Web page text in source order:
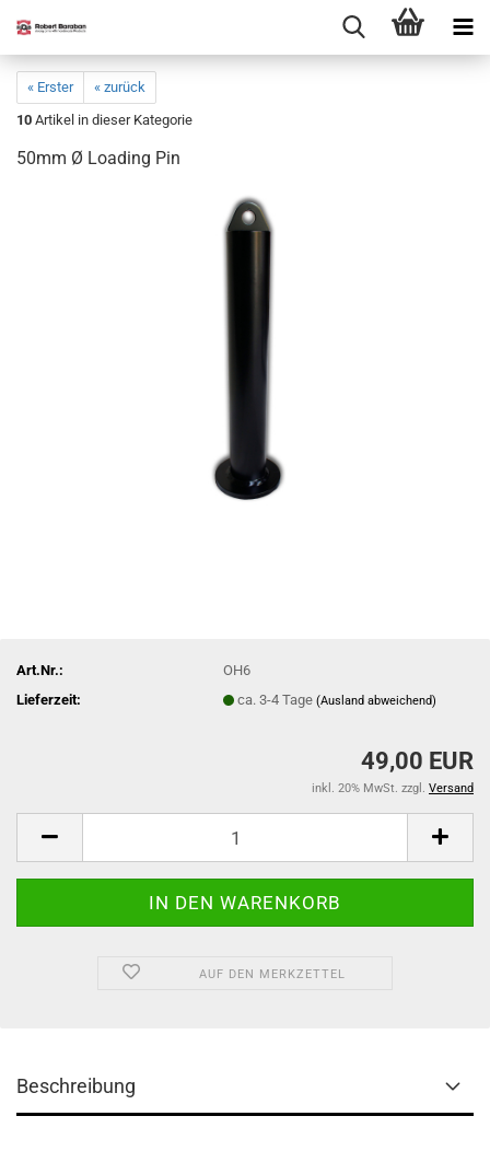
« Erster
« zurück
10 Artikel in dieser Kategorie
50mm Ø Loading Pin
Art.Nr.:
OH6
Lieferzeit:
ca. 3-4 Tage(Ausland abweichend)
49,00 EUR
inkl. 20% MwSt. zzgl. Versand
AUF DEN MERKZETTEL
Beschreibung